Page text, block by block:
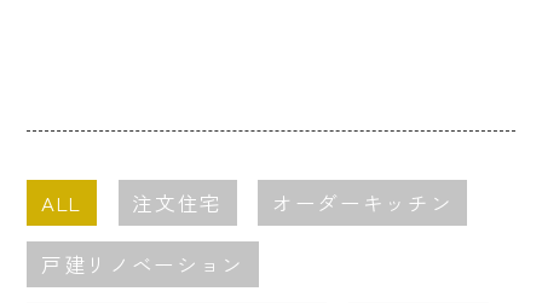
ALL 注文住宅 オーダーキッチン
戸建リノベーション